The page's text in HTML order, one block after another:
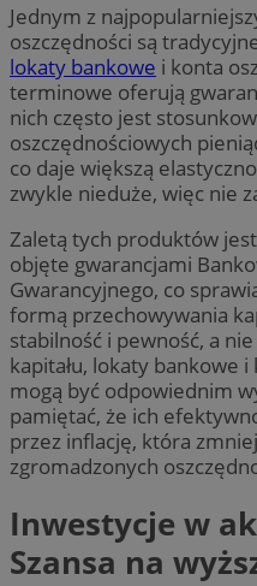
Jednym z
oszczędności są
lokaty bankowe i konta
terminowe oferują
nich często jest
oszczędnościowych
co daje większą
zwykle nieduże, więc nie
Zaletą tych produktów
objęte gwarancjami
Gwarancyjnego, co
formą przechowywania
stabilność i pewność, a
kapitału, lokaty bankowe
mogą być odpowiednim
pamiętać, że ich
przez inflację, która
zgromadzonych
Inwestycje w
Szansa na